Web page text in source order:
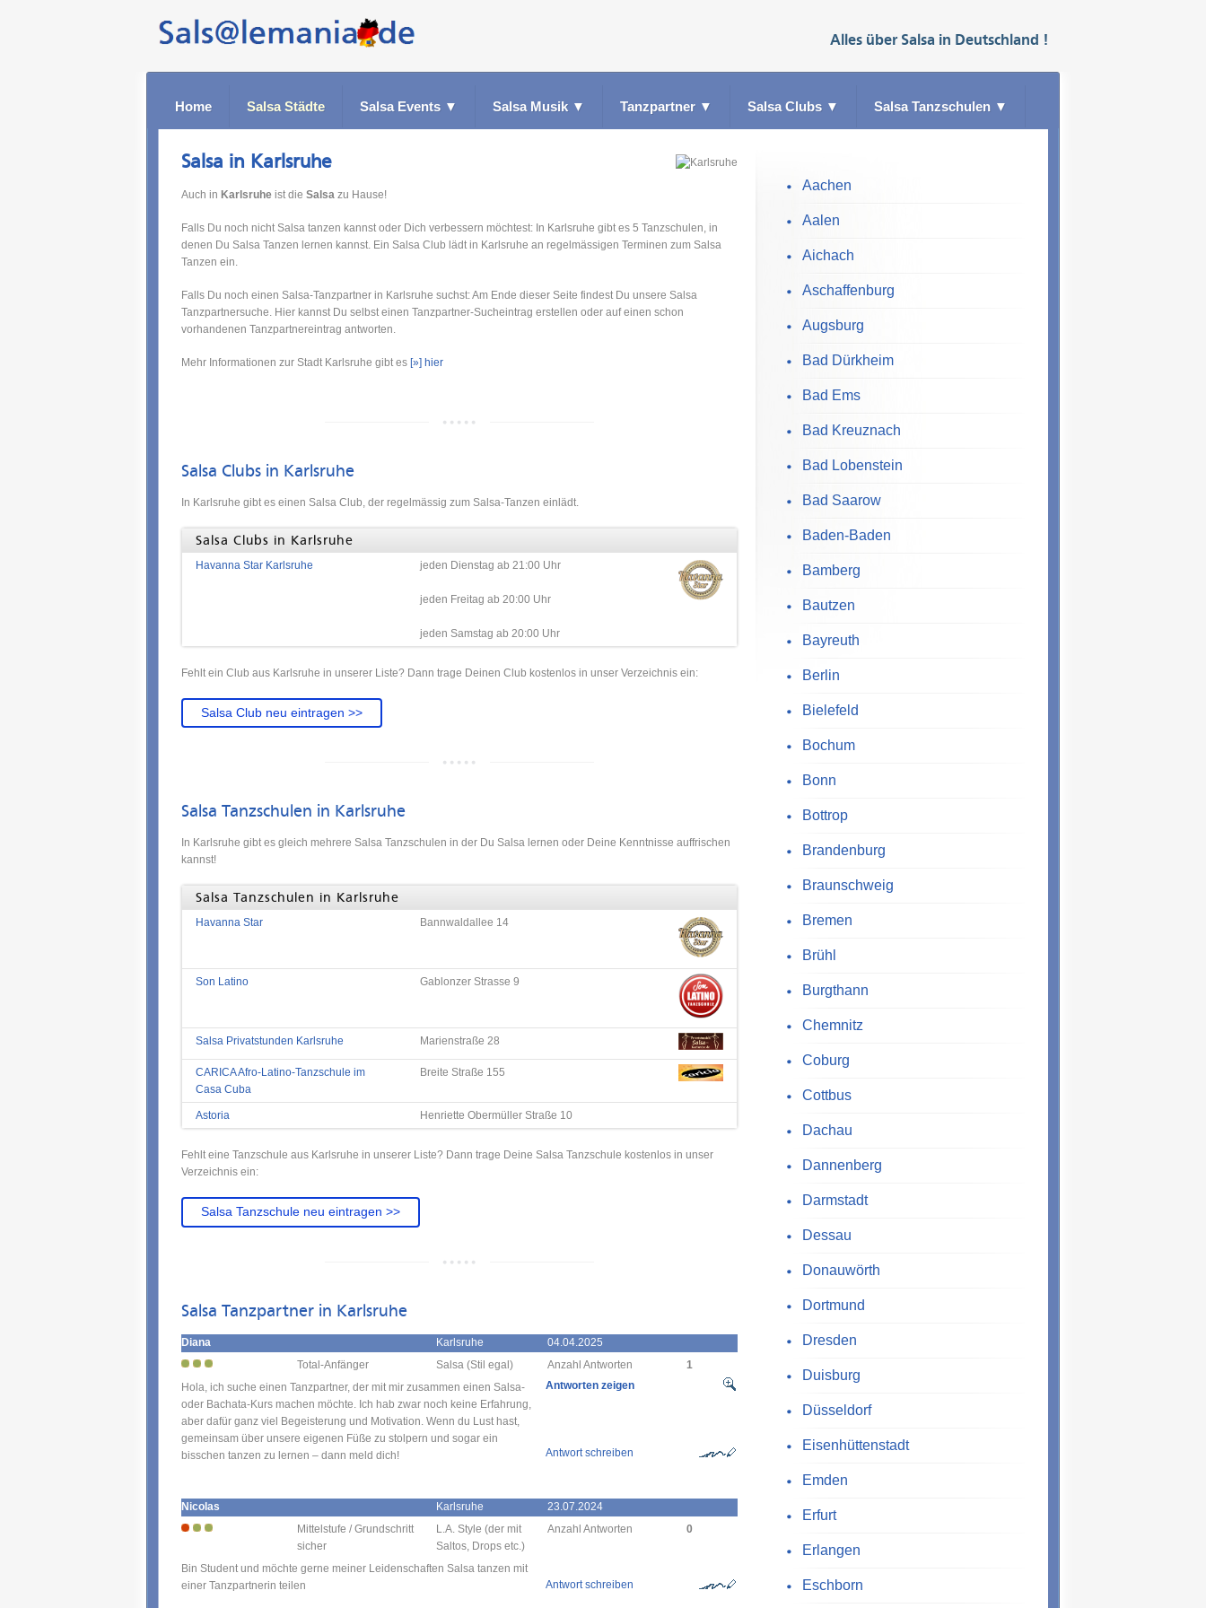
Alles über Salsa in Deutschland !
Home Salsa Städte Salsa Events ▼ Salsa Musik ▼ Tanzpartner ▼ Salsa Clubs ▼ Salsa Tanzschulen ▼
Salsa in Karlsruhe
Auch in Karlsruhe ist die Salsa zu Hause!
Falls Du noch nicht Salsa tanzen kannst oder Dich verbessern möchtest: In Karlsruhe gibt es 5 Tanzschulen, in
denen Du Salsa Tanzen lernen kannst. Ein Salsa Club lädt in Karlsruhe an regelmässigen Terminen zum Salsa
Tanzen ein.
Falls Du noch einen Salsa-Tanzpartner in Karlsruhe suchst: Am Ende dieser Seite findest Du unsere Salsa
Tanzpartnersuche. Hier kannst Du selbst einen Tanzpartner-Sucheintrag erstellen oder auf einen schon
vorhandenen Tanzpartnereintrag antworten.
Mehr Informationen zur Stadt Karlsruhe gibt es [»] hier
Salsa Clubs in Karlsruhe
In Karlsruhe gibt es einen Salsa Club, der regelmässig zum Salsa-Tanzen einlädt.
Salsa Clubs in Karlsruhe
Havanna Star Karlsruhe jeden Dienstag ab 21:00 Uhr
jeden Freitag ab 20:00 Uhr
jeden Samstag ab 20:00 Uhr
Fehlt ein Club aus Karlsruhe in unserer Liste? Dann trage Deinen Club kostenlos in unser Verzeichnis ein:
Salsa Club neu eintragen >>
Salsa Tanzschulen in Karlsruhe
In Karlsruhe gibt es gleich mehrere Salsa Tanzschulen in der Du Salsa lernen oder Deine Kenntnisse auffrischen
kannst!
Salsa Tanzschulen in Karlsruhe
Havanna Star Bannwaldallee 14
Son Latino Gablonzer Strasse 9
Salsa Privatstunden Karlsruhe Marienstraße 28
CARICA Afro-Latino-Tanzschule im
Casa Cuba
Breite Straße 155
Astoria Henriette Obermüller Straße 10
Fehlt eine Tanzschule aus Karlsruhe in unserer Liste? Dann trage Deine Salsa Tanzschule kostenlos in unser
Verzeichnis ein:
Salsa Tanzschule neu eintragen >>
Salsa Tanzpartner in Karlsruhe
Diana Karlsruhe
04.04.2025
Total-Anfänger
Salsa (Stil egal) Anzahl Antworten
1
Hola, ich suche einen Tanzpartner, der mit mir zusammen einen Salsa-
oder Bachata-Kurs machen möchte. Ich hab zwar noch keine Erfahrung,
aber dafür ganz viel Begeisterung und Motivation. Wenn du Lust hast,
gemeinsam über unsere eigenen Füße zu stolpern und sogar ein
bisschen tanzen zu lernen – dann meld dich!
Antworten zeigen
Antwort schreiben
Nicolas Karlsruhe
23.07.2024
Mittelstufe / Grundschritt
sicher
L.A. Style (der mit
Saltos, Drops etc.)
Anzahl Antworten 0
Bin Student und möchte gerne meiner Leidenschaften Salsa tanzen mit
einer Tanzpartnerin teilen
Antwort schreiben
Aachen
Aalen
Aichach
Aschaffenburg
Augsburg
Bad Dürkheim
Bad Ems
Bad Kreuznach
Bad Lobenstein
Bad Saarow
Baden-Baden
Bamberg
Bautzen
Bayreuth
Berlin
Bielefeld
Bochum
Bonn
Bottrop
Brandenburg
Braunschweig
Bremen
Brühl
Burgthann
Chemnitz
Coburg
Cottbus
Dachau
Dannenberg
Darmstadt
Dessau
Donauwörth
Dortmund
Dresden
Duisburg
Düsseldorf
Eisenhüttenstadt
Emden
Erfurt
Erlangen
Eschborn